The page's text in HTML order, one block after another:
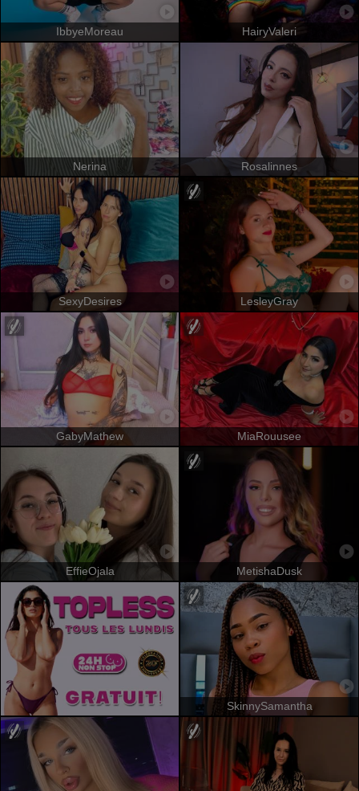
IbbyeMoreau HairyValeri
Nerina Rosalinnes
SexyDesires LesleyGray
GabyMathew MiaRouusee
EffieOjala MetishaDusk
SkinnySamantha